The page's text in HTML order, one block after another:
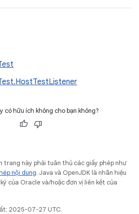
có hữu ích không cho bạn không?
trang này phải tuân thủ các giấy phép như
nội dung. Java và OpenJDK là nhãn hiệu
của Oracle và/hoặc đơn vị liên kết của
2025-07-27 UTC.